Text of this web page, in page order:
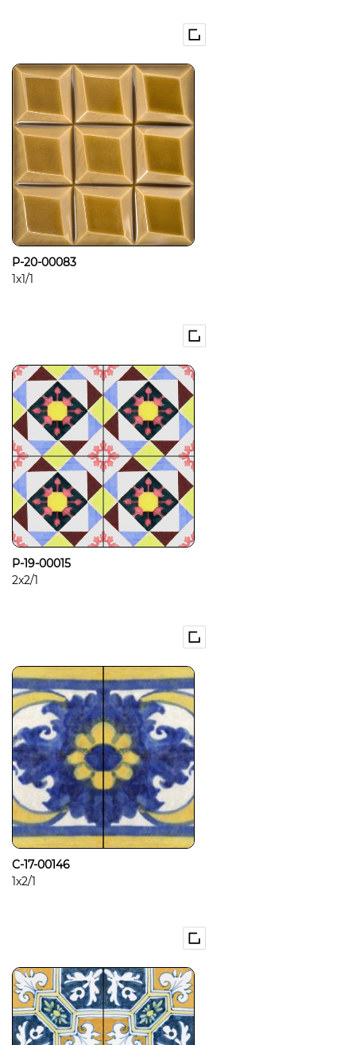
P-20-00083
1x1/1
P-19-00015
2x2/1
C-17-00146
1x2/1